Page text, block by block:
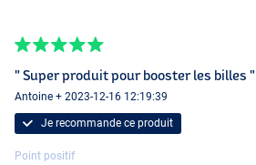
" Super produit pour booster les billes "
Antoine + 2023-12-16 12:19:39
Je recommande ce produit
Point positif